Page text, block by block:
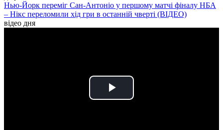
Нью-Йорк переміг Сан-Антоніо у першому матчі фіналу НБА
– Нікс переломили хід гри в останній чверті (ВІДЕО)
відео дня
Play